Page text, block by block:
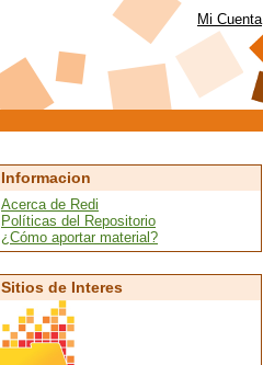
Mi Cuenta
Informacion
Acerca de Redi
Políticas del Repositorio
¿Cómo aportar material?
Sitios de Interes